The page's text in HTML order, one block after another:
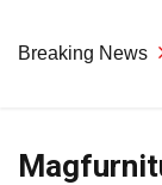
content
Breaking News
Van nederlands